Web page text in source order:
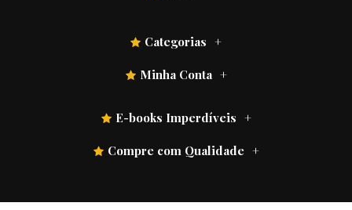
Categorias
Minha Conta
E-books Imperdíveis
Compre com Qualidade